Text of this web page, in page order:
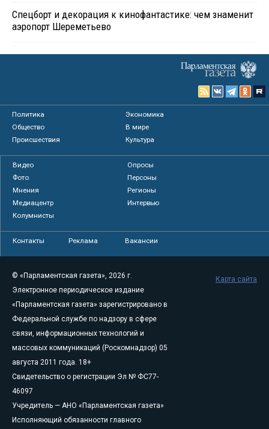
Спецборт и декорация к кинофантастике: чем знаменит
аэропорт Шереметьево
Политика
Экономика
Общество
В мире
Происшествия
Культура
Видео
Опросы
Фото
Персоны
Мнения
Регионы
Медиацентр
Интервью
Колумнисты
Контакты Реклама Вакансии
© «Парламентская газета», 2026 г.
Электронное периодическое издание
«Парламентская газета» зарегистрировано в
Федеральной службе по надзору в сфере
связи, информационных технологий и
массовых коммуникаций (Роскомнадзор) 05
августа 2011 года. 18+
Свидетельство о регистрации Эл № ФС77-
46097
Учредитель — АНО «Парламентская газета»
Исполняющий обязанности главного
Карта сайта